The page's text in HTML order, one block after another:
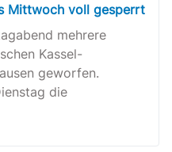
Mittwoch voll gesperrt
mehrere
Kassel-
geworfen.
die